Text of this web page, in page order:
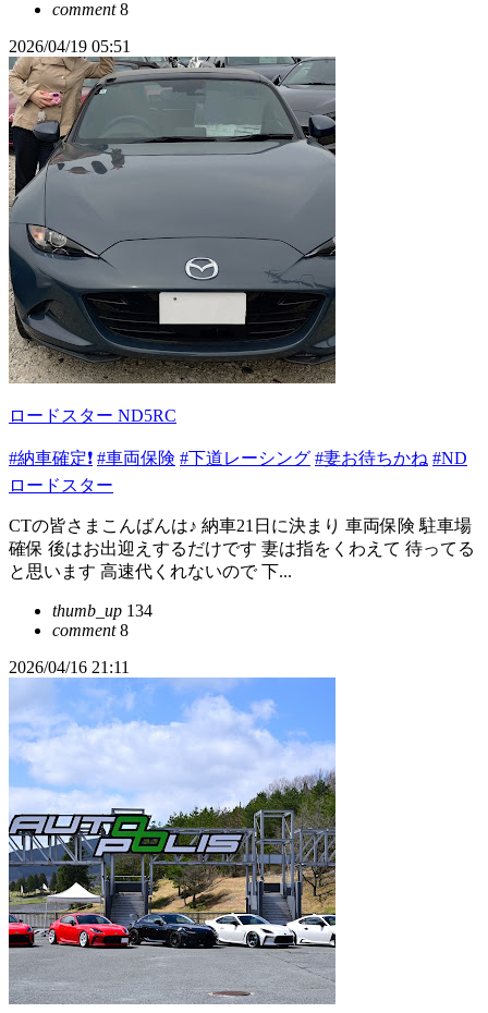
comment8
2026/04/19 05:51
ロードスター ND5RC
#納車確定❗️ #車両保険 #下道レーシング #妻お待ちかね #ND
ロードスター
CTの皆さまこんばんは♪ 納車21日に決まり 車両保険 駐車場
確保 後はお出迎えするだけです 妻は指をくわえて 待ってる
と思います 高速代くれないので 下...
thumb_up 134
comment8
2026/04/16 21:11